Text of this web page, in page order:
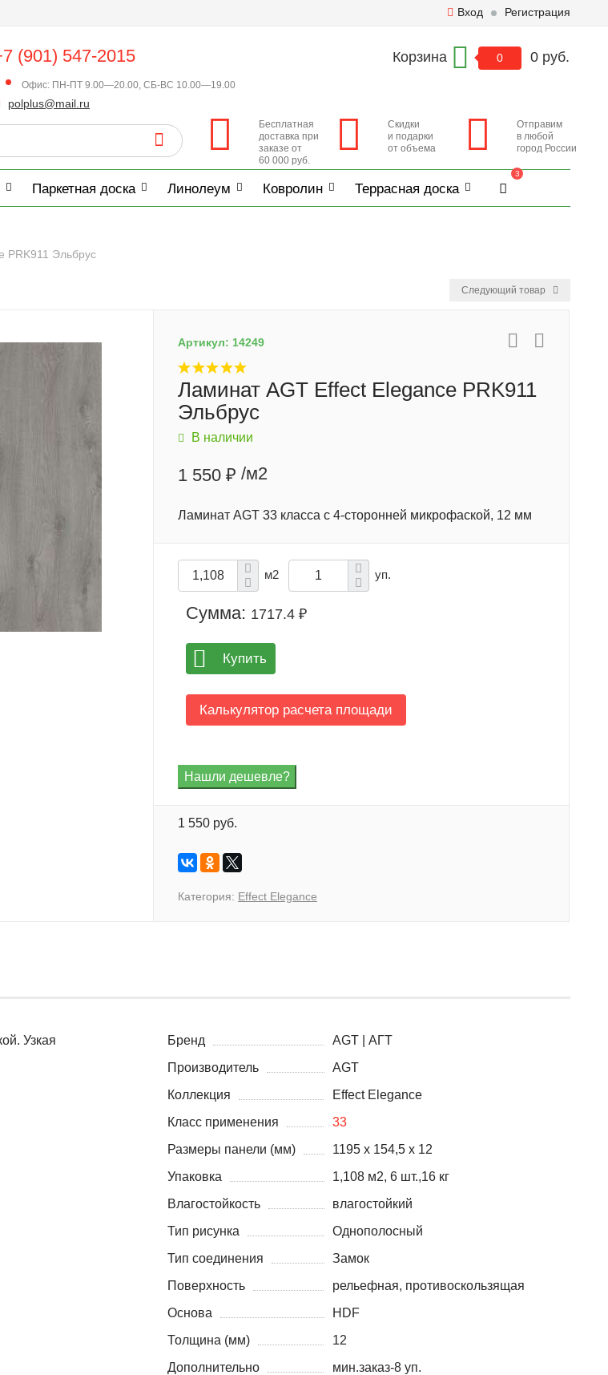
Вход Регистрация
(901) 547-2015
Офис: ПН-ПТ 9.00—20.00, СБ-ВС 10.00—19.00
polplus@mail.ru
Корзина 0 0 руб.
Бесплатная
доставка при
заказе от
60 000 руб.
Скидки
и подарки
от объема
Отправим
в любой
город России
Паркетная доска Линолеум Ковролин Террасная доска
3
PRK911 Эльбрус
Следующий товар
Артикул: 14249
Ламинат AGT Effect Elegance PRK911
Эльбрус
В наличии
1 550 ₽ /м2
Ламинат AGT 33 класса с 4-сторонней микрофаской, 12 мм
м2 уп.
Сумма: 1717.4 ₽
Купить
Калькулятор расчета площади
1 550 руб.
Категория: Effect Elegance
Узкая
Бренд
AGT | АГТ
Производитель
AGT
Коллекция
Effect Elegance
Класс применения
33
Размеры панели (мм)
1195 х 154,5 x 12
Упаковка
1,108 м2, 6 шт.,16 кг
Влагостойкость
влагостойкий
Тип рисунка
Однополосный
Тип соединения
Замок
Поверхность
рельефная, противоскользящая
Основа
HDF
Толщина (мм)
12
Дополнительно
мин.заказ-8 уп.